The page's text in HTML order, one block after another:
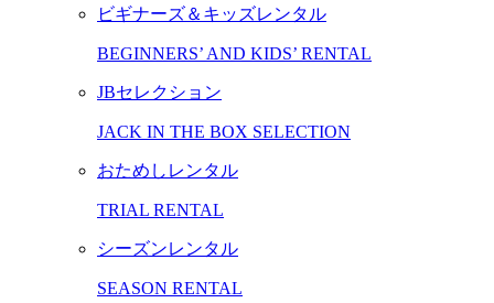
ビギナーズ＆キッズレンタル
BEGINNERS’ AND KIDS’ RENTAL
JBセレクション
JACK IN THE BOX SELECTION
おためしレンタル
TRIAL RENTAL
シーズンレンタル
SEASON RENTAL